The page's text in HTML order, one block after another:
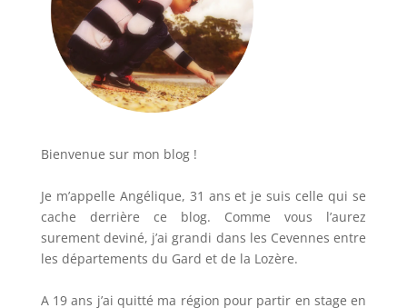
Bienvenue sur mon blog !
Je m’appelle Angélique, 31 ans et je suis celle qui se
cache derrière ce blog. Comme vous l’aurez
surement deviné, j’ai grandi dans les Cevennes entre
les départements du Gard et de la Lozère.
A 19 ans j’ai quitté ma région pour partir en stage en